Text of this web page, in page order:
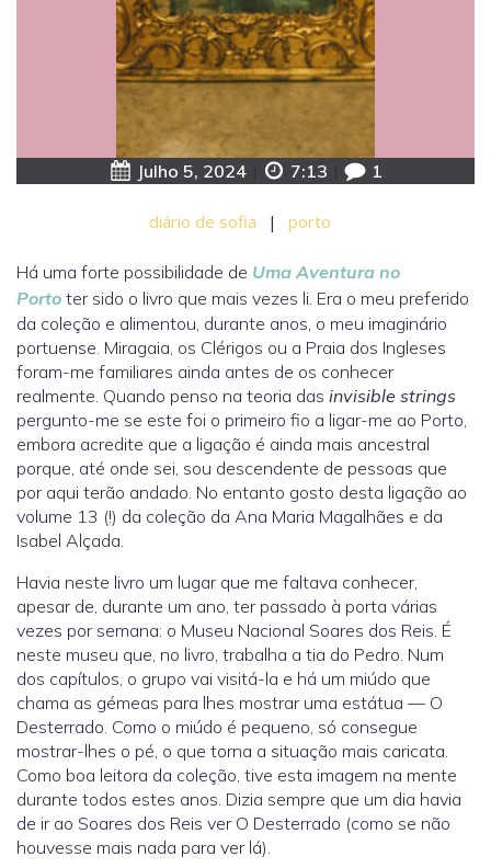
Julho 5, 2024 7:13 1
diário de sofia | porto
Há uma forte possibilidade de Uma Aventura no
Porto ter sido o livro que mais vezes li. Era o meu preferido
da coleção e alimentou, durante anos, o meu imaginário
portuense. Miragaia, os Clérigos ou a Praia dos Ingleses
foram-me familiares ainda antes de os conhecer
realmente. Quando penso na teoria das invisible strings
pergunto-me se este foi o primeiro fio a ligar-me ao Porto,
embora acredite que a ligação é ainda mais ancestral
porque, até onde sei, sou descendente de pessoas que
por aqui terão andado. No entanto gosto desta ligação ao
volume 13 (!) da coleção da Ana Maria Magalhães e da
Isabel Alçada.
Havia neste livro um lugar que me faltava conhecer,
apesar de, durante um ano, ter passado à porta várias
vezes por semana: o Museu Nacional Soares dos Reis. É
neste museu que, no livro, trabalha a tia do Pedro. Num
dos capítulos, o grupo vai visitá-la e há um miúdo que
chama as gémeas para lhes mostrar uma estátua — O
Desterrado. Como o miúdo é pequeno, só consegue
mostrar-lhes o pé, o que torna a situação mais caricata.
Como boa leitora da coleção, tive esta imagem na mente
durante todos estes anos. Dizia sempre que um dia havia
de ir ao Soares dos Reis ver O Desterrado (como se não
houvesse mais nada para ver lá).